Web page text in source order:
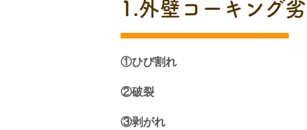
1.外壁コーキング
①ひび割れ
②破裂
③剥がれ